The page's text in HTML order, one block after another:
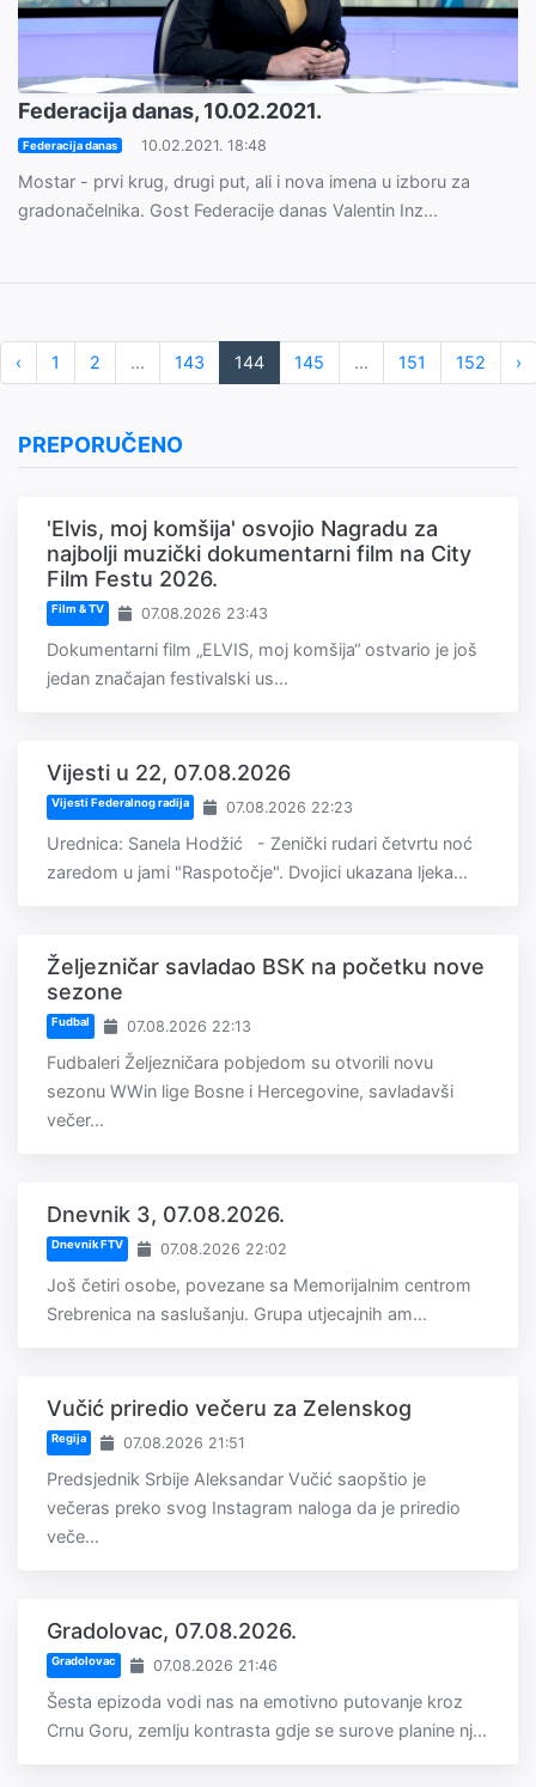
Federacija danas, 10.02.2021.
Federacija danas 10.02.2021. 18:48
Mostar - prvi krug, drugi put, ali i nova imena u izboru za
gradonačelnika. Gost Federacije danas Valentin Inz...
‹ 1 2 ... 143 144 145 ... 151 152 ›
PREPORUČENO
'Elvis, moj komšija' osvojio Nagradu za
najbolji muzički dokumentarni film na City
Film Festu 2026.
Film & TV 07.08.2026 23:43
Dokumentarni film „ELVIS, moj komšija“ ostvario je još
jedan značajan festivalski us...
Vijesti u 22, 07.08.2026
Vijesti Federalnog radija 07.08.2026 22:23
Urednica: Sanela Hodžić - Zenički rudari četvrtu noć
zaredom u jami "Raspotočje". Dvojici ukazana ljeka...
Željezničar savladao BSK na početku nove
sezone
Fudbal 07.08.2026 22:13
Fudbaleri Željezničara pobjedom su otvorili novu
sezonu WWin lige Bosne i Hercegovine, savladavši
večer...
Dnevnik 3, 07.08.2026.
Dnevnik FTV 07.08.2026 22:02
Još četiri osobe, povezane sa Memorijalnim centrom
Srebrenica na saslušanju. Grupa utjecajnih am...
Vučić priredio večeru za Zelenskog
Regija 07.08.2026 21:51
Predsjednik Srbije Aleksandar Vučić saopštio je
večeras preko svog Instagram naloga da je priredio
veče...
Gradolovac, 07.08.2026.
Gradolovac 07.08.2026 21:46
Šesta epizoda vodi nas na emotivno putovanje kroz
Crnu Goru, zemlju kontrasta gdje se surove planine nj...